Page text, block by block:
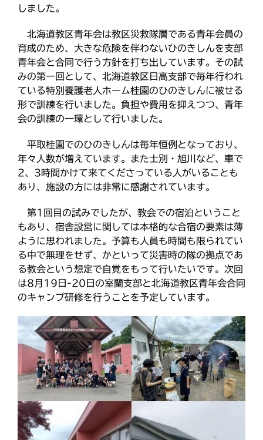
教区合唱団 コーラスフェステ
ィバルに出演
天塩支部 おつとめ総会
札幌東支部・婦人会合同総会
カテゴリー
meets あいさつ
おうた合唱団 にをいがけデー
ひのきしんデー
ふせこみひのきし
ん
ようぼく一斉活動日
上川 余市 倶知安 八雲
函館 動画 北見 十勝
千恵広 南空知 天塩
天理時報 天龍 天龍支部
子ども食堂 宗谷 室蘭
富良野 小樽
しました。
北海道教区青年会は教区災救隊層である青年会員の
育成のため、大きな危険を伴わないひのきしんを支部
青年会と合同で行う方針を打ち出しています。その試
みの第一回として、北海道教区日高支部で毎年行われ
ている特別養護老人ホーム桂園のひのきしんに被せる
形で訓練を行いました。負担や費用を抑えつつ、青年
会の訓練の一環として行いました。
平取桂園でのひのきしんは毎年恒例となっており、
年々人数が増えています。また士別・旭川など、車で
2、3時間かけて来てくださっている人がいることも
あり、施設の方には非常に感謝されています。
第1回目の試みでしたが、教会での宿泊ということ
もあり、宿舎設営に関しては本格的な合宿の要素は薄
ように思われました。予算も人員も時間も限られてい
る中で無理をせず、かといって災害時の隊の拠点であ
る教会という想定で自覚をもって行いたいです。次回
は8月19日-20日の室蘭支部と北海道教区青年会合同
のキャンプ研修を行うことを予定しています。